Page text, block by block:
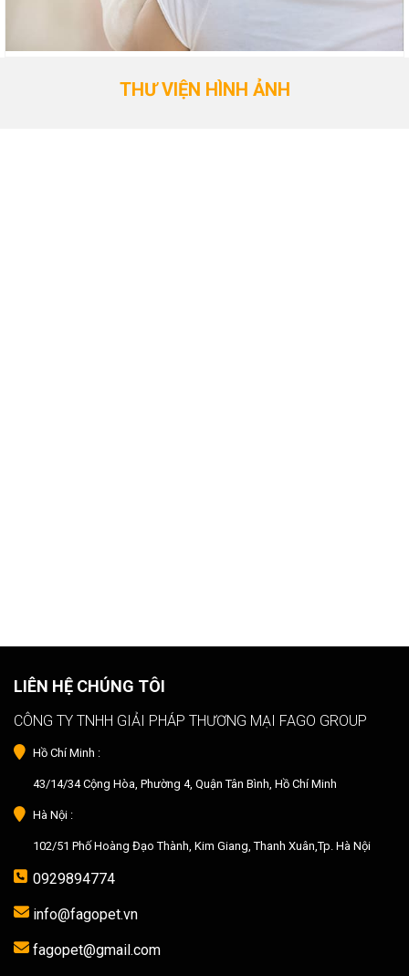
THƯ VIỆN HÌNH ẢNH
LIÊN HỆ CHÚNG TÔI
CÔNG TY TNHH GIẢI PHÁP THƯƠNG MẠI FAGO GROUP
Hồ Chí Minh :
43/14/34 Cộng Hòa, Phường 4, Quận Tân Bình, Hồ Chí Minh
Hà Nội :
102/51 Phố Hoàng Đạo Thành, Kim Giang, Thanh Xuân,Tp. Hà Nội
0929894774
info@fagopet.vn
fagopet@gmail.com